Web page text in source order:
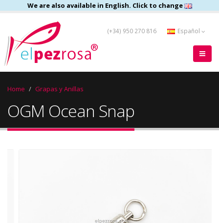
We are also available in English. Click to change
(+34) 950 270 816 Español
Home Grapas y Anillas
OGM Ocean Snap